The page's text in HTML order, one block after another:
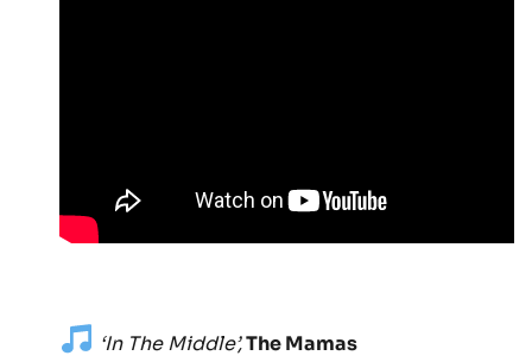
‘In The Middle’,The Mamas